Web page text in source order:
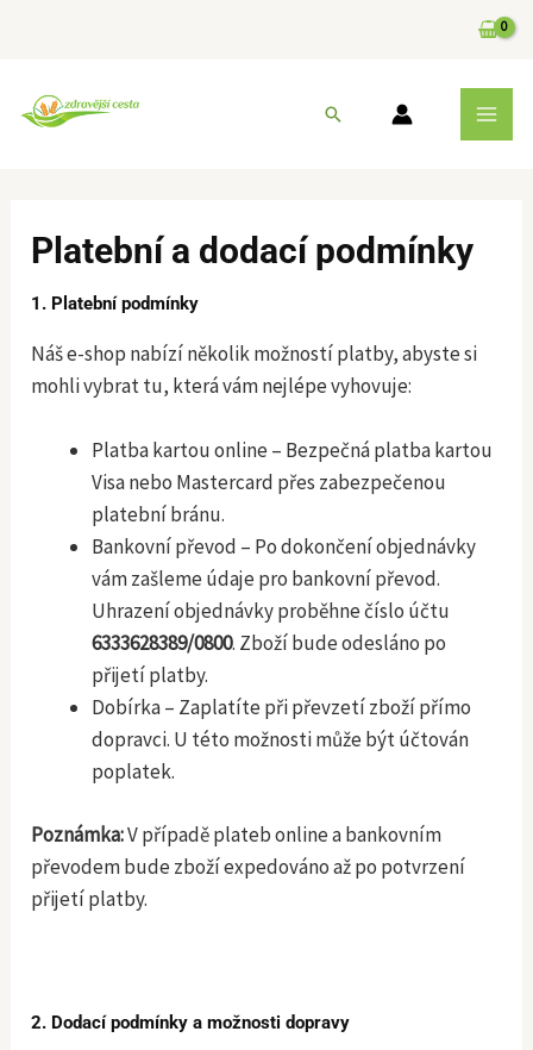
Hledat
Platební a dodací podmínky
1. Platební podmínky
Náš e-shop nabízí několik možností platby, abyste si
mohli vybrat tu, která vám nejlépe vyhovuje:
Platba kartou online – Bezpečná platba kartou
Visa nebo Mastercard přes zabezpečenou
platební bránu.
Bankovní převod – Po dokončení objednávky
vám zašleme údaje pro bankovní převod.
Uhrazení objednávky proběhne číslo účtu
6333628389/0800. Zboží bude odesláno po
přijetí platby.
Dobírka – Zaplatíte při převzetí zboží přímo
dopravci. U této možnosti může být účtován
poplatek.
Poznámka:V případě plateb online a bankovním
převodem bude zboží expedováno až po potvrzení
přijetí platby.
2. Dodací podmínky a možnosti dopravy